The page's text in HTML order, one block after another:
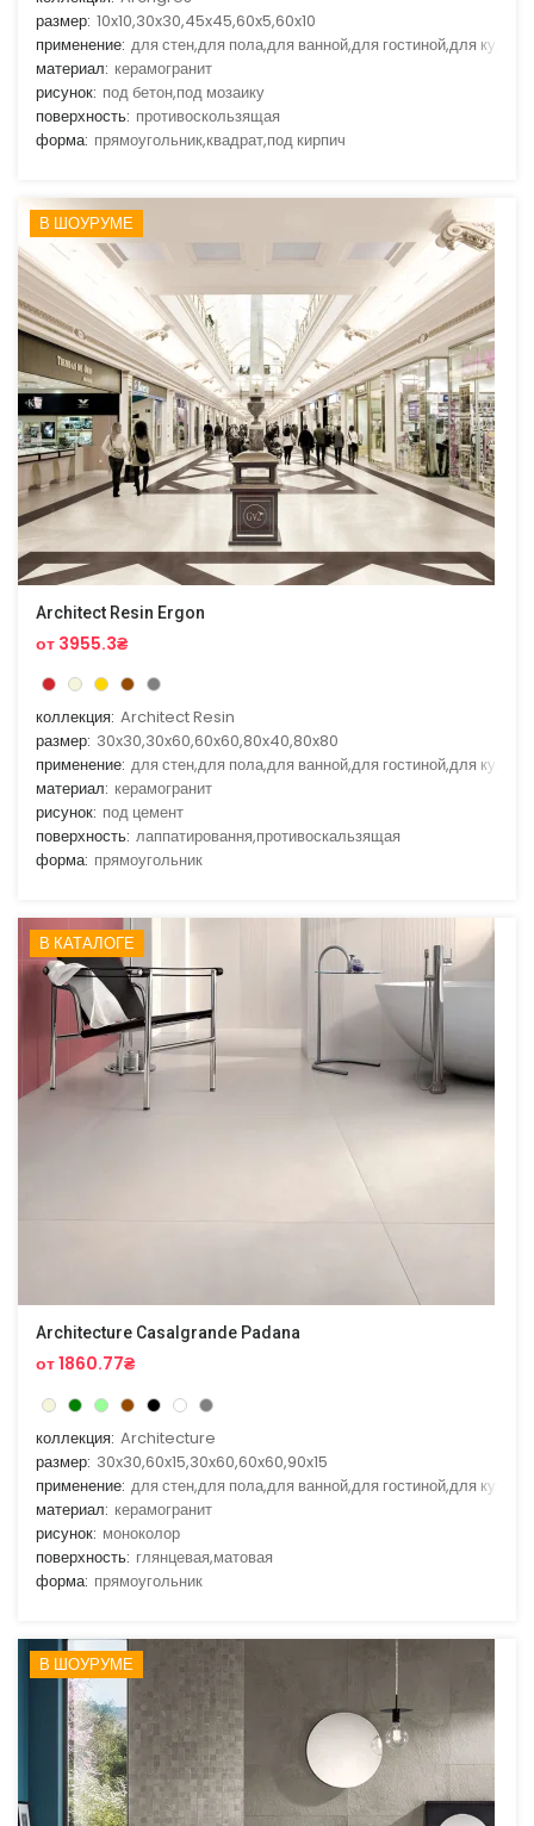
размер: 10x10,30x30,45x45,60x5,60x10
применение: для стен,для пола,для ванной,для гостиной,для кухни
материал: керамогранит
рисунок: под бетон,под мозаику
поверхность: противоскользящая
форма: прямоугольник,квадрат,под кирпич
В ШОУРУМЕ
Architect Resin Ergon
от 3955.3₴
коллекция: Architect Resin
размер: 30x30,30x60,60x60,80x40,80x80
применение: для стен,для пола,для ванной,для гостиной,для кухни
материал: керамогранит
рисунок: под цемент
поверхность: лаппатировання,противоскальзящая
форма: прямоугольник
В КАТАЛОГЕ
Architecture Casalgrande Padana
от 1860.77₴
коллекция: Architecture
размер: 30x30,60x15,30x60,60x60,90x15
применение: для стен,для пола,для ванной,для гостиной,для кухни
материал: керамогранит
рисунок: моноколор
поверхность: глянцевая,матовая
форма: прямоугольник
В ШОУРУМЕ